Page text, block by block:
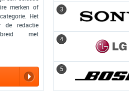
merken of
Het
de redactie
met
3
4
5